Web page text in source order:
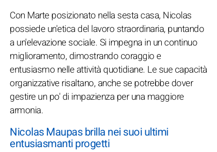
Con Marte posizionato nella sesta casa, Nicolas
possiede un'etica del lavoro straordinaria, puntando
a un'elevazione sociale. Si impegna in un continuo
miglioramento, dimostrando coraggio e
entusiasmo nelle attività quotidiane. Le sue capacità
organizzative risaltano, anche se potrebbe dover
gestire un po' di impazienza per una maggiore
armonia.
Nicolas Maupas brilla nei suoi ultimi
entusiasmanti progetti